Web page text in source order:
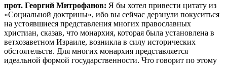
прот. Георгий Митрофанов: Я бы хотел привести цитату из
«Социальной доктрины», ибо вы сейчас дерзнули покуситься
на устоявшиеся представления многих православных
христиан, сказав, что монархия, которая была установлена в
ветхозаветном Израиле, возникла в силу исторических
обстоятельств. Для многих монархия представляется
идеальной формой государственности. Что говорит по этому